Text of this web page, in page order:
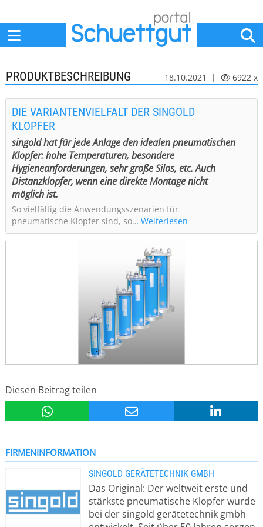
PRODUKTBESCHREIBUNG 18.10.2021 | 6922 x
DIE VARIANTENVIELFALT DER SINGOLD
KLOPFER
singold hat für jede Anlage den idealen pneumatischen
Klopfer: hohe Temperaturen, besondere
Hygieneanforderungen, sehr große Silos, etc. Auch
Distanzklopfer, wenn eine direkte Montage nicht
möglich ist.
So vielfältig die Anwendungsszenarien für
pneumatische Klopfer sind, so… Weiterlesen
Diesen Beitrag teilen
FIRMENINFORMATION
SINGOLD GERÄTETECHNIK GMBH
Das Original: Der weltweit erste und
stärkste pneumatische Klopfer wurde
bei der singold gerätetechnik gmbh